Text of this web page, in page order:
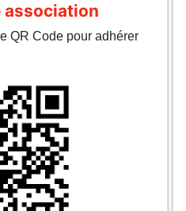
association
QR Code pour adhérer